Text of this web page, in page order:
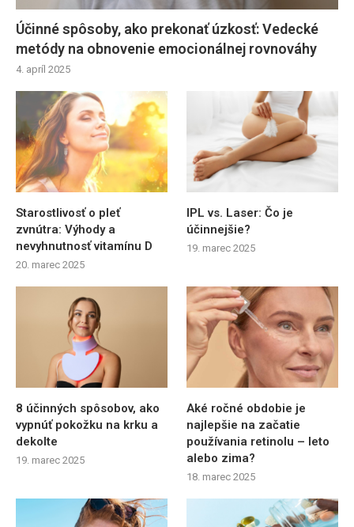
Účinné spôsoby, ako prekonať úzkosť: Vedecké
metódy na obnovenie emocionálnej rovnováhy
4. apríl 2025
Starostlivosť o pleť
zvnútra: Výhody a
nevyhnutnosť vitamínu D
20. marec 2025
IPL vs. Laser: Čo je
účinnejšie?
19. marec 2025
8 účinných spôsobov, ako
vypnúť pokožku na krku a
dekolte
19. marec 2025
Aké ročné obdobie je
najlepšie na začatie
používania retinolu – leto
alebo zima?
18. marec 2025